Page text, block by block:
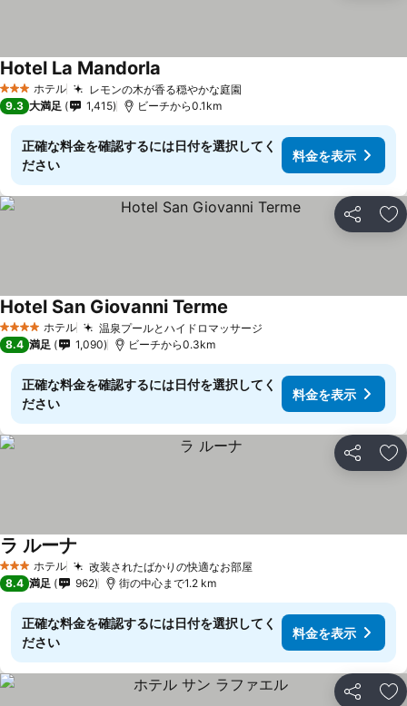
3 ホテルのランク
ホテル レモンの木が香る穏やかな庭園
Hotel La Mandorla
9.3 大満足 1,415 ビーチから0.1km
正確な料金を確認するには日付を選択してく
ださい
料金を表示
シェア お
4 ホテルのランク
ホテル 温泉プールとハイドロマッサージ
Hotel San Giovanni Terme
8.4 満足 1,090 ビーチから0.3km
正確な料金を確認するには日付を選択してく
ださい
料金を表示
シェア お
3 ホテルのランク
ホテル 改装されたばかりの快適なお部屋
ラ ルーナ
8.4 満足 962 街の中心まで1.2 km
正確な料金を確認するには日付を選択してく
ださい
料金を表示
シェア お